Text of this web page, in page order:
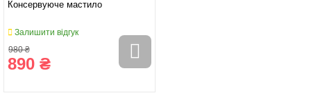
Консервуюче мастило
Залишити відгук
980 ₴
890 ₴